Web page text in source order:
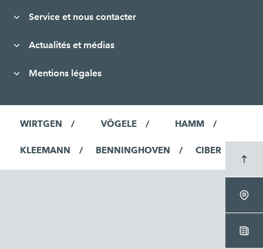
Service et nous contacter
Actualités et médias
Mentions légales
WIRTGEN VÖGELE HAMM
KLEEMANN BENNINGHOVEN CIBER